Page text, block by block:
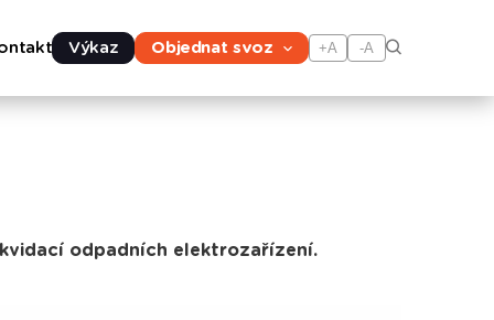
Výkaz Objednat svoz +A -A
odpadních elektrozařízení.